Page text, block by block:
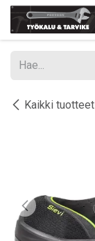
Siirry sisältöön
Kaikki tuotteet